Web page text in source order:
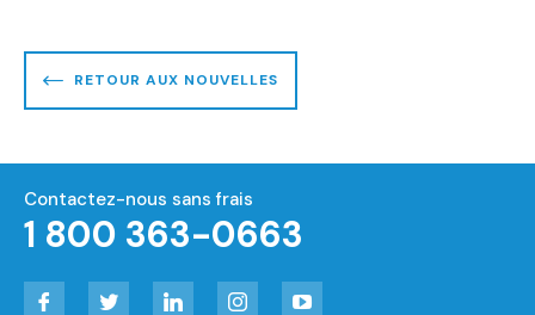
RETOUR AUX NOUVELLES
Contactez-nous sans frais
1 800 363-0663
Facebook Twitter LinkedIn Instagram